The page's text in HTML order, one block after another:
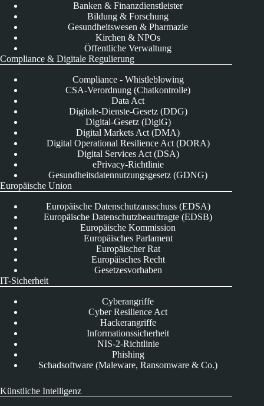
Banken & Finanzdienstleister
Bildung & Forschung
Gesundheitswesen & Pharmazie
Kirchen & NPOs
Öffentliche Verwaltung
Compliance & Digitale Regulierung
Compliance - Whistleblowing
CSA-Verordnung (Chatkontrolle)
Data Act
Digitale-Dienste-Gesetz (DDG)
Digital-Gesetz (DigiG)
Digital Markets Act (DMA)
Digital Operational Resilience Act (DORA)
Digital Services Act (DSA)
ePrivacy-Richtlinie
Gesundheitsdatennutzungsgesetz (GDNG)
Europäische Union
Europäische Datenschutzausschuss (EDSA)
Europäische Datenschutzbeauftragte (EDSB)
Europäische Kommission
Europäisches Parlament
Europäischer Rat
Europäisches Recht
Gesetzesvorhaben
IT-Sicherheit
Cyberangriffe
Cyber Resilience Act
Hackerangriffe
Informationssicherheit
NIS-2-Richtlinie
Phishing
Schadsoftware (Maleware, Ransomware & Co.)
Künstliche Intelligenz